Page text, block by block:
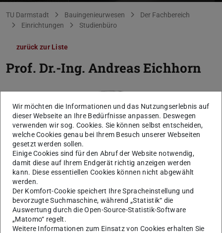
Sie befinden sich hier:
TU Darmstadt Bauingenieurwesen
Der Fachbereich
Einrichtungen
Studienbüro
zurück zur Liste
Prof. Dr.-Ing. Andreas Eichhorn
Wir möchten die Informationen und das Nutzungserlebnis auf
dieser Webseite an Ihre Bedürfnisse anpassen. Deswegen
verwenden wir sog. Cookies. Sie können selbst entscheiden,
welche Cookies genau bei Ihrem Besuch unserer Webseiten
gesetzt werden sollen.
Einige Cookies sind für den Abruf der Website notwendig,
damit diese auf Ihrem Endgerät richtig anzeigen werden
kann. Diese essentiellen Cookies können nicht abgewählt
werden.
Der Komfort-Cookie speichert Ihre Spracheinstellung und
bevorzugte Suchmaschine, während „Statistik“ die
Auswertung durch die Open-Source-Statistik-Software
„Matomo“ regelt.
Weitere Informationen zum Einsatz von Cookies erhalten Sie